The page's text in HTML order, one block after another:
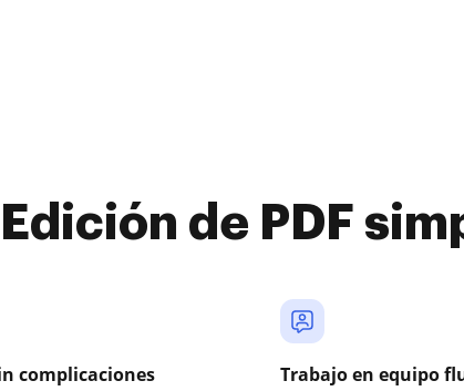
Edición de PDF
complicaciones Trabajo en equipo